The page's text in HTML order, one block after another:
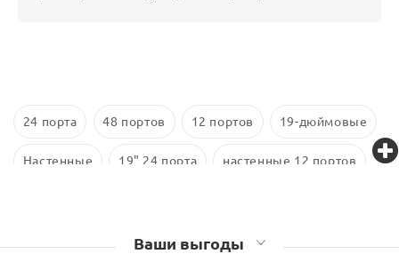
24 порта 48 портов 12 портов 19-дюймовые
Настенные 19" 24 порта настенные 12 портов
Ваши выгоды